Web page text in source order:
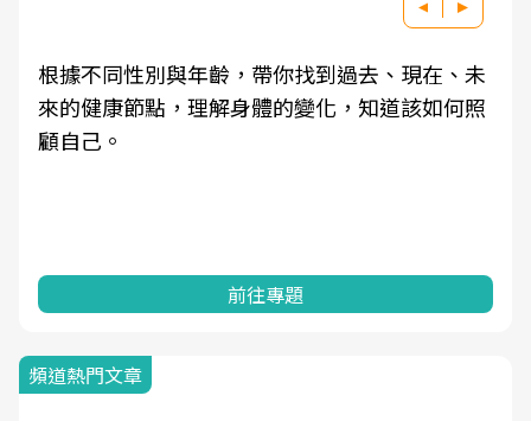
根據不同性別與年齡，帶你找到過去、現在、未
來的健康節點，理解身體的變化，知道該如何照
顧自己。
前往專題
頻道熱門文章